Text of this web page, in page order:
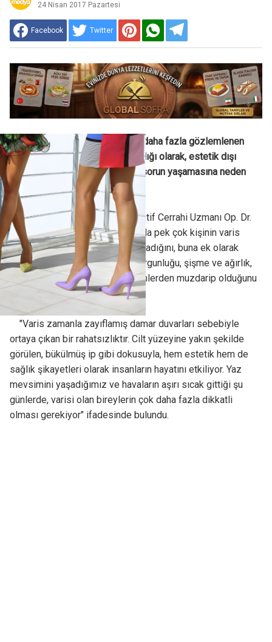
24 Nisan 2017 Pazartesi
Facebook Twitter
Erkeklere nazaran kadınlarda daha fazla gözlemlenen
varisler, bir toplardamar hastalığı olarak, estetik dışı
görüntüsüyle pek çok kişinin sorun yaşamasına neden
oluyor.
Estetik, Plastik ve Rekonstrüktif Cerrahi Uzmanı Op. Dr.
Bülent Cihantimur, yaz aylarında pek çok kişinin varis
yüzünden estetik sorunlar yaşadığını, buna ek olarak
kaşıntı, bacak ağrısı, bacak yorgunluğu, şişme ve ağırlık,
cilt renk değişimi gibi problemlerden muzdarip olduğunu
söyledi:
"Varis zamanla zayıflamış damar duvarları sebebiyle
ortaya çıkan bir rahatsızlıktır. Cilt yüzeyine yakın şekilde
görülen, bükülmüş ip gibi dokusuyla, hem estetik hem de
sağlık şikayetleri olarak insanların hayatını etkiliyor. Yaz
mevsimini yaşadığımız ve havaların aşırı sıcak gittiği şu
günlerde, varisi olan bireylerin çok daha fazla dikkatli
olması gerekiyor" ifadesinde bulundu.